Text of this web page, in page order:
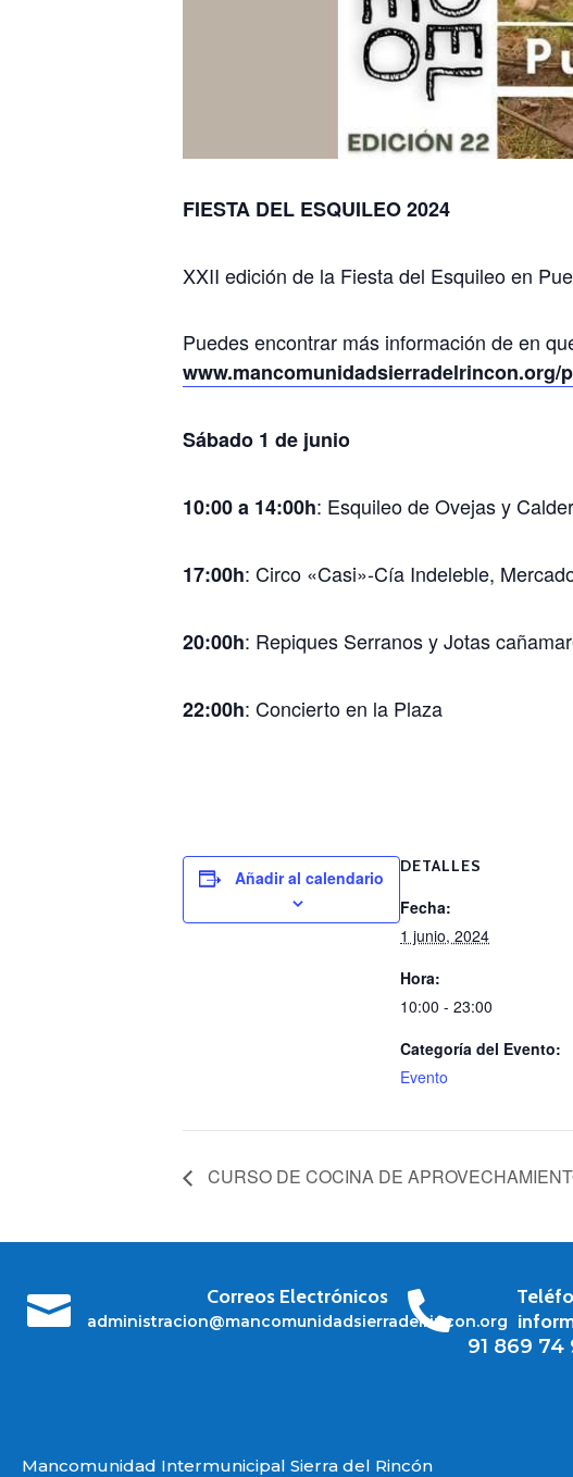
FIESTA DEL ESQUILEO 2024
XXII edición de la Fiesta del Esquileo en
Puedes encontrar más información de en
Sábado 1 de junio
10:00 a 14:00h: Esquileo de Ovejas y
17:00h: Circo «Casi»-Cía Indeleble,
20:00h: Repiques Serranos y Jotas
22:00h: Concierto en la Plaza
Añadir al calendario
DETALLES
Fecha:
1 junio, 2024
Hora:
10:00 - 23:00
Categoría del Evento:
Evento
CURSO DE COCINA DE
 Correos Electrónicos
administracion@mancomunidadsierradelrincon.org

91 869 74
Mancomunidad Intermunicipal Sierra del Rincón